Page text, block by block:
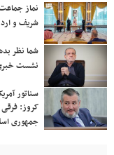
نماز
شریف و
شما نظر
نشست
سناتور
کروز: فرقی
جمهوری